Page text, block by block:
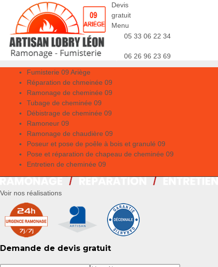
Devis
gratuit
Menu
05 33 06 22 34
06 26 96 23 69
Fumisterie 09 Ariège
Réparation de chmeinée 09
Ramonage de cheminée 09
Tubage de cheminée 09
Débistrage de cheminée 09
Ramoneur 09
Ramonage de chaudière 09
Poseur et pose de poêle à bois et granulé 09
Pose et réparation de chapeau de cheminée 09
Entretien de cheminée 09
Voir nos réalisations
Demande de devis gratuit